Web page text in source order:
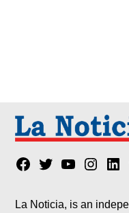
Facebook
TwitterYouTube
La Noticia, is an